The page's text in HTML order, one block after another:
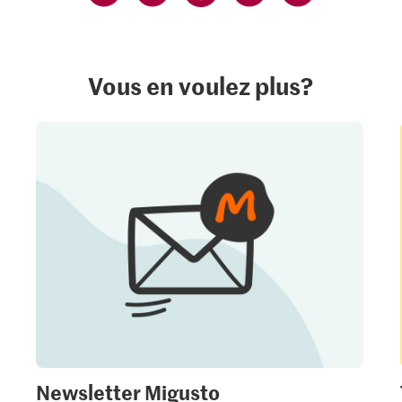
Vous en voulez plus?
Newsletter Migusto